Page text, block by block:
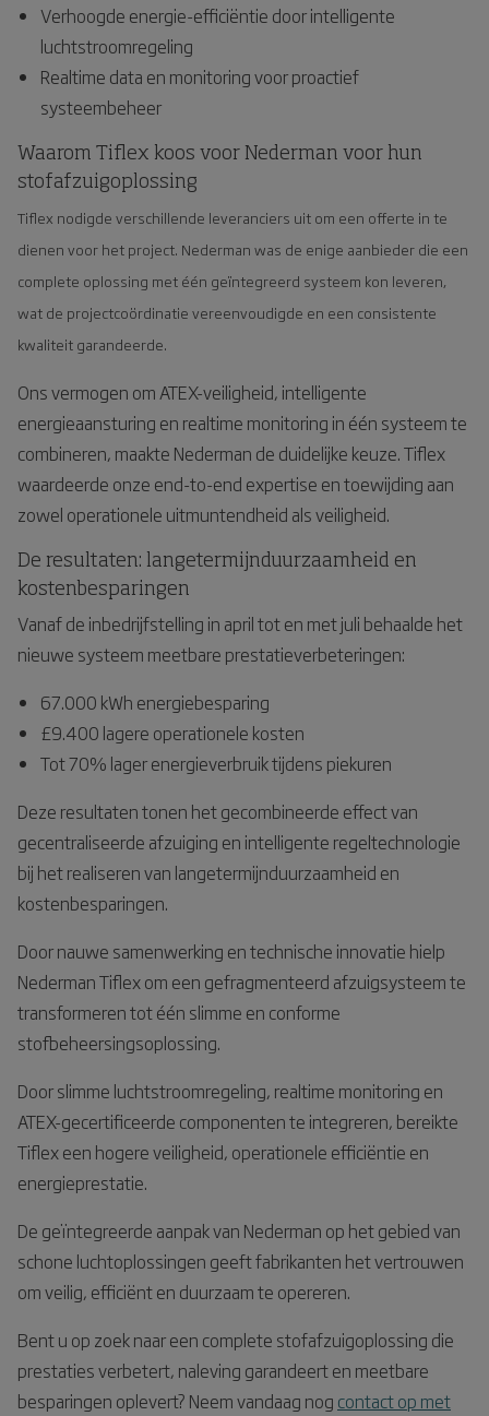
Verhoogde energie-efficiëntie door intelligente
luchtstroomregeling
Realtime data en monitoring voor proactief
systeembeheer
Waarom Tiflex koos voor Nederman voor hun
stofafzuigoplossing
Tiflex nodigde verschillende leveranciers uit om een offerte in te
dienen voor het project. Nederman was de enige aanbieder die een
complete oplossing met één geïntegreerd systeem kon leveren,
wat de projectcoördinatie vereenvoudigde en een consistente
kwaliteit garandeerde.
Ons vermogen om ATEX-veiligheid, intelligente
energieaansturing en realtime monitoring in één systeem te
combineren, maakte Nederman de duidelijke keuze. Tiflex
waardeerde onze end-to-end expertise en toewijding aan
zowel operationele uitmuntendheid als veiligheid.
De resultaten: langetermijnduurzaamheid en
kostenbesparingen
Vanaf de inbedrijfstelling in april tot en met juli behaalde het
nieuwe systeem meetbare prestatieverbeteringen:
67.000 kWh energiebesparing
£9.400 lagere operationele kosten
Tot 70% lager energieverbruik tijdens piekuren
Deze resultaten tonen het gecombineerde effect van
gecentraliseerde afzuiging en intelligente regeltechnologie
bij het realiseren van langetermijnduurzaamheid en
kostenbesparingen.
Door nauwe samenwerking en technische innovatie hielp
Nederman Tiflex om een gefragmenteerd afzuigsysteem te
transformeren tot één slimme en conforme
stofbeheersingsoplossing.
Door slimme luchtstroomregeling, realtime monitoring en
ATEX-gecertificeerde componenten te integreren, bereikte
Tiflex een hogere veiligheid, operationele efficiëntie en
energieprestatie.
De geïntegreerde aanpak van Nederman op het gebied van
schone luchtoplossingen geeft fabrikanten het vertrouwen
om veilig, efficiënt en duurzaam te opereren.
Bent u op zoek naar een complete stofafzuigoplossing die
prestaties verbetert, naleving garandeert en meetbare
besparingen oplevert? Neem vandaag nog contact op met